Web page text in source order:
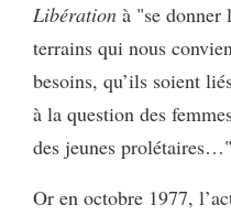
Libération à "se donner
terrains qui nous
besoins, qu’ils soient
à la question des
des jeunes
Or en octobre 1977,